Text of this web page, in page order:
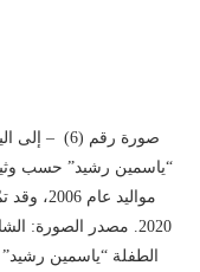
صورة رقم
“ياسمين رشيد” حسب